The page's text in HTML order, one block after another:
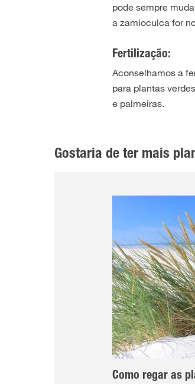
pode sempre
a zamioculca for
Fertilização:
Aconselhamos a
para plantas
e palmeiras.
Gostaria de ter mais
Como regar as